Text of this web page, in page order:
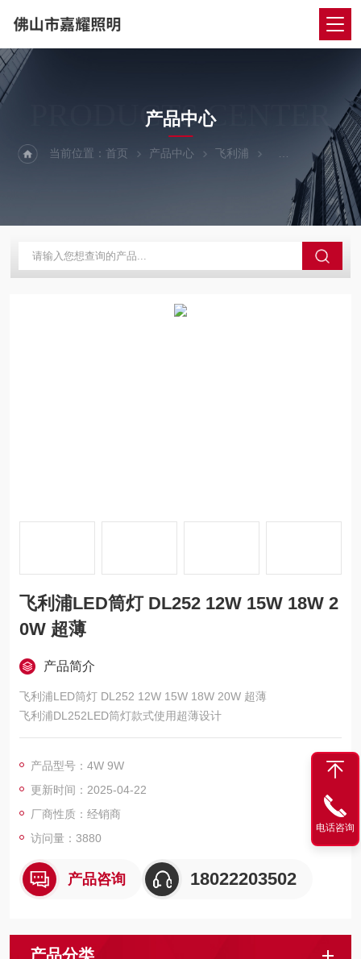
PRODUCTS CENTER
产品中心
当前位置：首页 产品中心 飞利浦 飞利浦LED筒灯
飞利浦LED筒灯 DL252 12W 15W 18W 2
0W 超薄
产品简介
飞利浦LED筒灯 DL252 12W 15W 18W 20W 超薄
飞利浦DL252LED筒灯款式使用超薄设计
产品型号：4W 9W
更新时间：2025-04-22
厂商性质：经销商
访问量：3880
产品咨询 18022203502
产品分类
电话咨询